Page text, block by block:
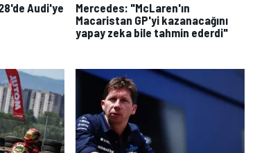
Audi'ye
Mercedes: "McLaren'ın
Macaristan GP'yi kazanacağını
yapay zeka bile tahmin ederdi"